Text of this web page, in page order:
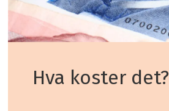
Hva koster det?